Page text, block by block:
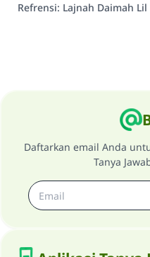
Refrensi: Lajnah Daimah
Daftarkan email Anda
Tanya